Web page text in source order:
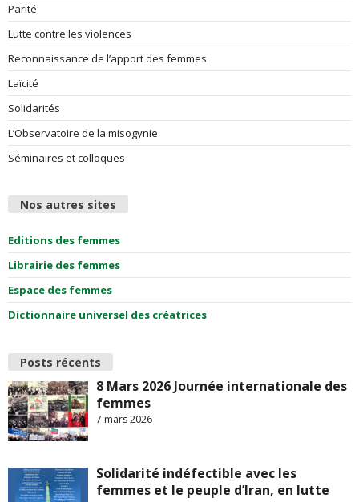
Parité
Lutte contre les violences
Reconnaissance de l’apport des femmes
Laïcité
Solidarités
L’Observatoire de la misogynie
Séminaires et colloques
Nos autres sites
Editions des femmes
Librairie des femmes
Espace des femmes
Dictionnaire universel des créatrices
Posts récents
8 Mars 2026 Journée internationale des
femmes
7 mars 2026
Solidarité indéfectible avec les
femmes et le peuple d’Iran, en lutte